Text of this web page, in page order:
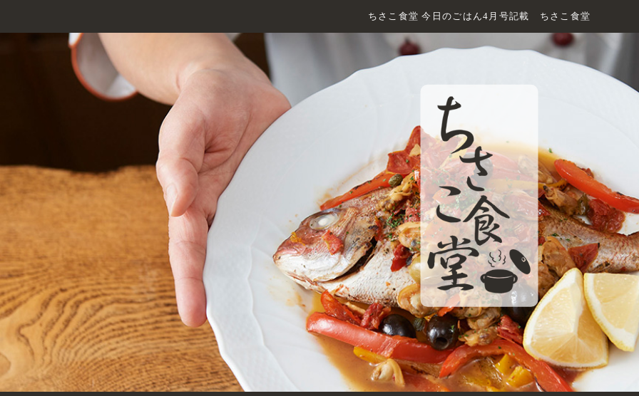
ちさこ食堂 今日のごはん4月号記載 ちさこ食堂